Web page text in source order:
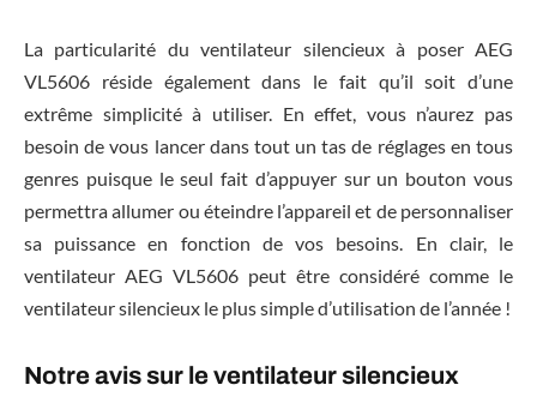
La particularité du ventilateur silencieux à poser AEG
VL5606 réside également dans le fait qu’il soit d’une
extrême simplicité à utiliser. En effet, vous n’aurez pas
besoin de vous lancer dans tout un tas de réglages en tous
genres puisque le seul fait d’appuyer sur un bouton vous
permettra allumer ou éteindre l’appareil et de personnaliser
sa puissance en fonction de vos besoins. En clair, le
ventilateur AEG VL5606 peut être considéré comme le
ventilateur silencieux le plus simple d’utilisation de l’année !
Notre avis sur le ventilateur silencieux